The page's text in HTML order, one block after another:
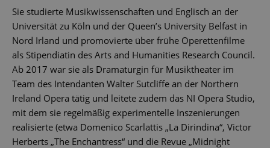
Sie studierte Musikwissenschaften und Englisch an der
Universität zu Köln und der Queen’s University Belfast in
Nord Irland und promovierte über frühe Operettenfilme
als Stipendiatin des Arts and Humanities Research Council.
Ab 2017 war sie als Dramaturgin für Musiktheater im
Team des Intendanten Walter Sutcliffe an der Northern
Ireland Opera tätig und leitete zudem das NI Opera Studio,
mit dem sie regelmäßig experimentelle Inszenierungen
realisierte (etwa Domenico Scarlattis „La Dirindina“, Victor
Herberts „The Enchantress“ und die Revue „Midnight